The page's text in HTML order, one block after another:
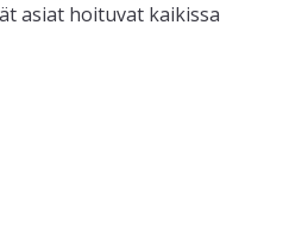
asiat hoituvat kaikissa